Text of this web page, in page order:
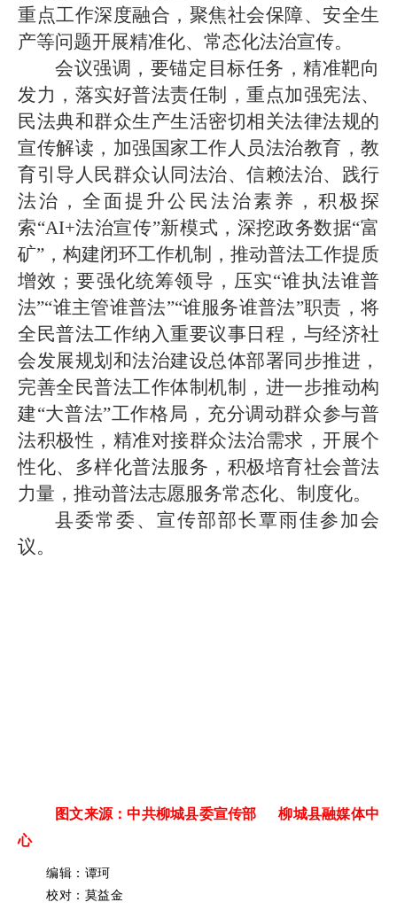
重点工作深度融合，聚焦社会保障、安全生
产等问题开展精准化、常态化法治宣传。
会议强调，要锚定目标任务，精准靶向
发力，落实好普法责任制，重点加强宪法、
民法典和群众生产生活密切相关法律法规的
宣传解读，加强国家工作人员法治教育，教
育引导人民群众认同法治、信赖法治、践行
法治，全面提升公民法治素养，积极探
索“AI+法治宣传”新模式，深挖政务数据“富
矿”，构建闭环工作机制，推动普法工作提质
增效；要强化统筹领导，压实“谁执法谁普
法”“谁主管谁普法”“谁服务谁普法”职责，将
全民普法工作纳入重要议事日程，与经济社
会发展规划和法治建设总体部署同步推进，
完善全民普法工作体制机制，进一步推动构
建“大普法”工作格局，充分调动群众参与普
法积极性，精准对接群众法治需求，开展个
性化、多样化普法服务，积极培育社会普法
力量，推动普法志愿服务常态化、制度化。
县委常委、宣传部部长覃雨佳参加会
议。
图文来源：中共柳城县委宣传部 柳城县融媒体中
心
编辑：谭珂
校对：莫益金